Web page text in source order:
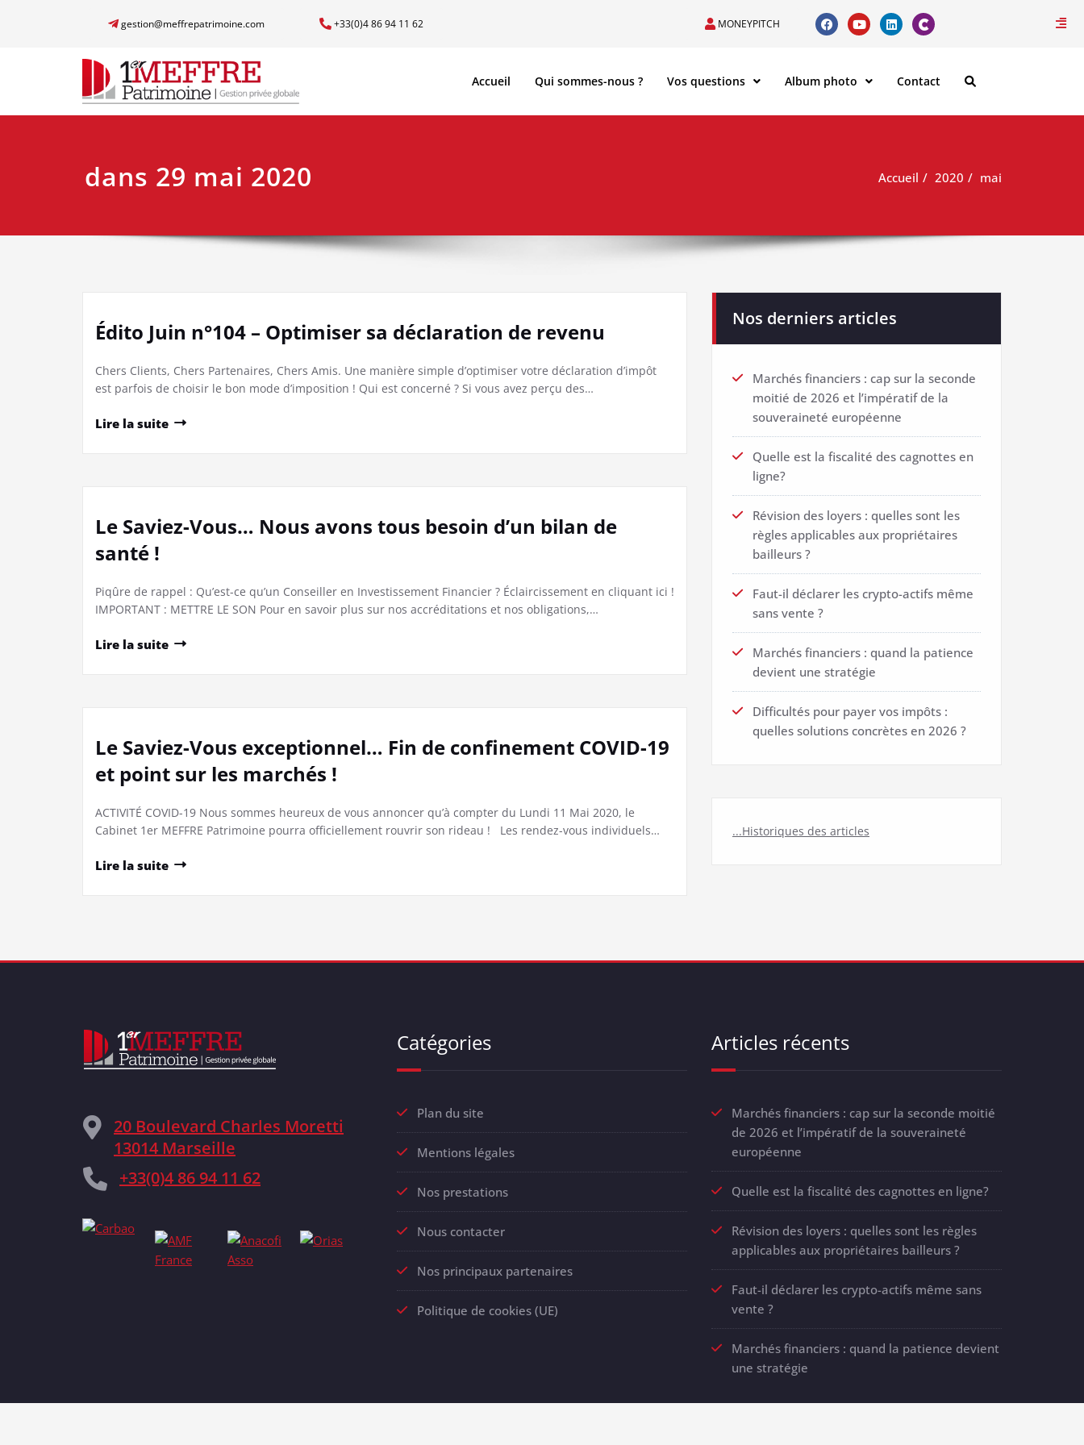
gestion@meffrepatrimoine.com +33(0)4 86 94 11 62 MONEYPITCH
Accueil Qui sommes-nous ? Vos questions Album photo Contact
dans 29 mai 2020 Accueil 2020 mai
Édito Juin n°104 – Optimiser sa déclaration de revenu
Chers Clients, Chers Partenaires, Chers Amis. Une manière simple d’optimiser votre déclaration d’impôt
est parfois de choisir le bon mode d’imposition ! Qui est concerné ? Si vous avez perçu des…
Lire la suite
Le Saviez-Vous… Nous avons tous besoin d’un bilan de
santé !
Piqûre de rappel : Qu’est-ce qu’un Conseiller en Investissement Financier ? Éclaircissement en cliquant ici !
IMPORTANT : METTRE LE SON Pour en savoir plus sur nos accréditations et nos obligations,…
Lire la suite
Le Saviez-Vous exceptionnel… Fin de confinement COVID-19
et point sur les marchés !
ACTIVITÉ COVID-19 Nous sommes heureux de vous annoncer qu’à compter du Lundi 11 Mai 2020, le
Cabinet 1er MEFFRE Patrimoine pourra officiellement rouvrir son rideau ! Les rendez-vous individuels…
Lire la suite
Nos derniers articles
Marchés financiers : cap sur la seconde
moitié de 2026 et l’impératif de la
souveraineté européenne
Quelle est la fiscalité des cagnottes en
ligne?
Révision des loyers : quelles sont les
règles applicables aux propriétaires
bailleurs ?
Faut-il déclarer les crypto-actifs même
sans vente ?
Marchés financiers : quand la patience
devient une stratégie
Difficultés pour payer vos impôts :
quelles solutions concrètes en 2026 ?
...Historiques des articles
20 Boulevard Charles Moretti
13014 Marseille
+33(0)4 86 94 11 62
Catégories
Plan du site
Mentions légales
Nos prestations
Nous contacter
Nos principaux partenaires
Politique de cookies (UE)
Articles récents
Marchés financiers : cap sur la seconde moitié
de 2026 et l’impératif de la souveraineté
européenne
Quelle est la fiscalité des cagnottes en ligne?
Révision des loyers : quelles sont les règles
applicables aux propriétaires bailleurs ?
Faut-il déclarer les crypto-actifs même sans
vente ?
Marchés financiers : quand la patience devient
une stratégie